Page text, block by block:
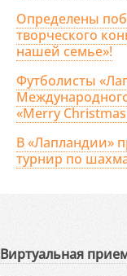
Определены
творческого
нашей семье»!
Футболисты
«Merry
В «Лапландии»
турнир по
Виртуальная